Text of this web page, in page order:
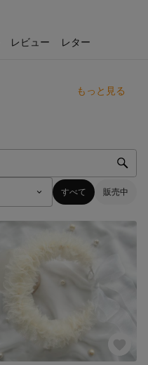
レビュー レター
もっと見る
すべて 販売中